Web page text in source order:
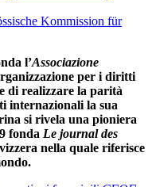
Kommission für
l’Associazione
per i diritti
di realizzare la parità
internazionali la sua
si rivela una pioniera
fonda Le journal des
nella quale riferisce